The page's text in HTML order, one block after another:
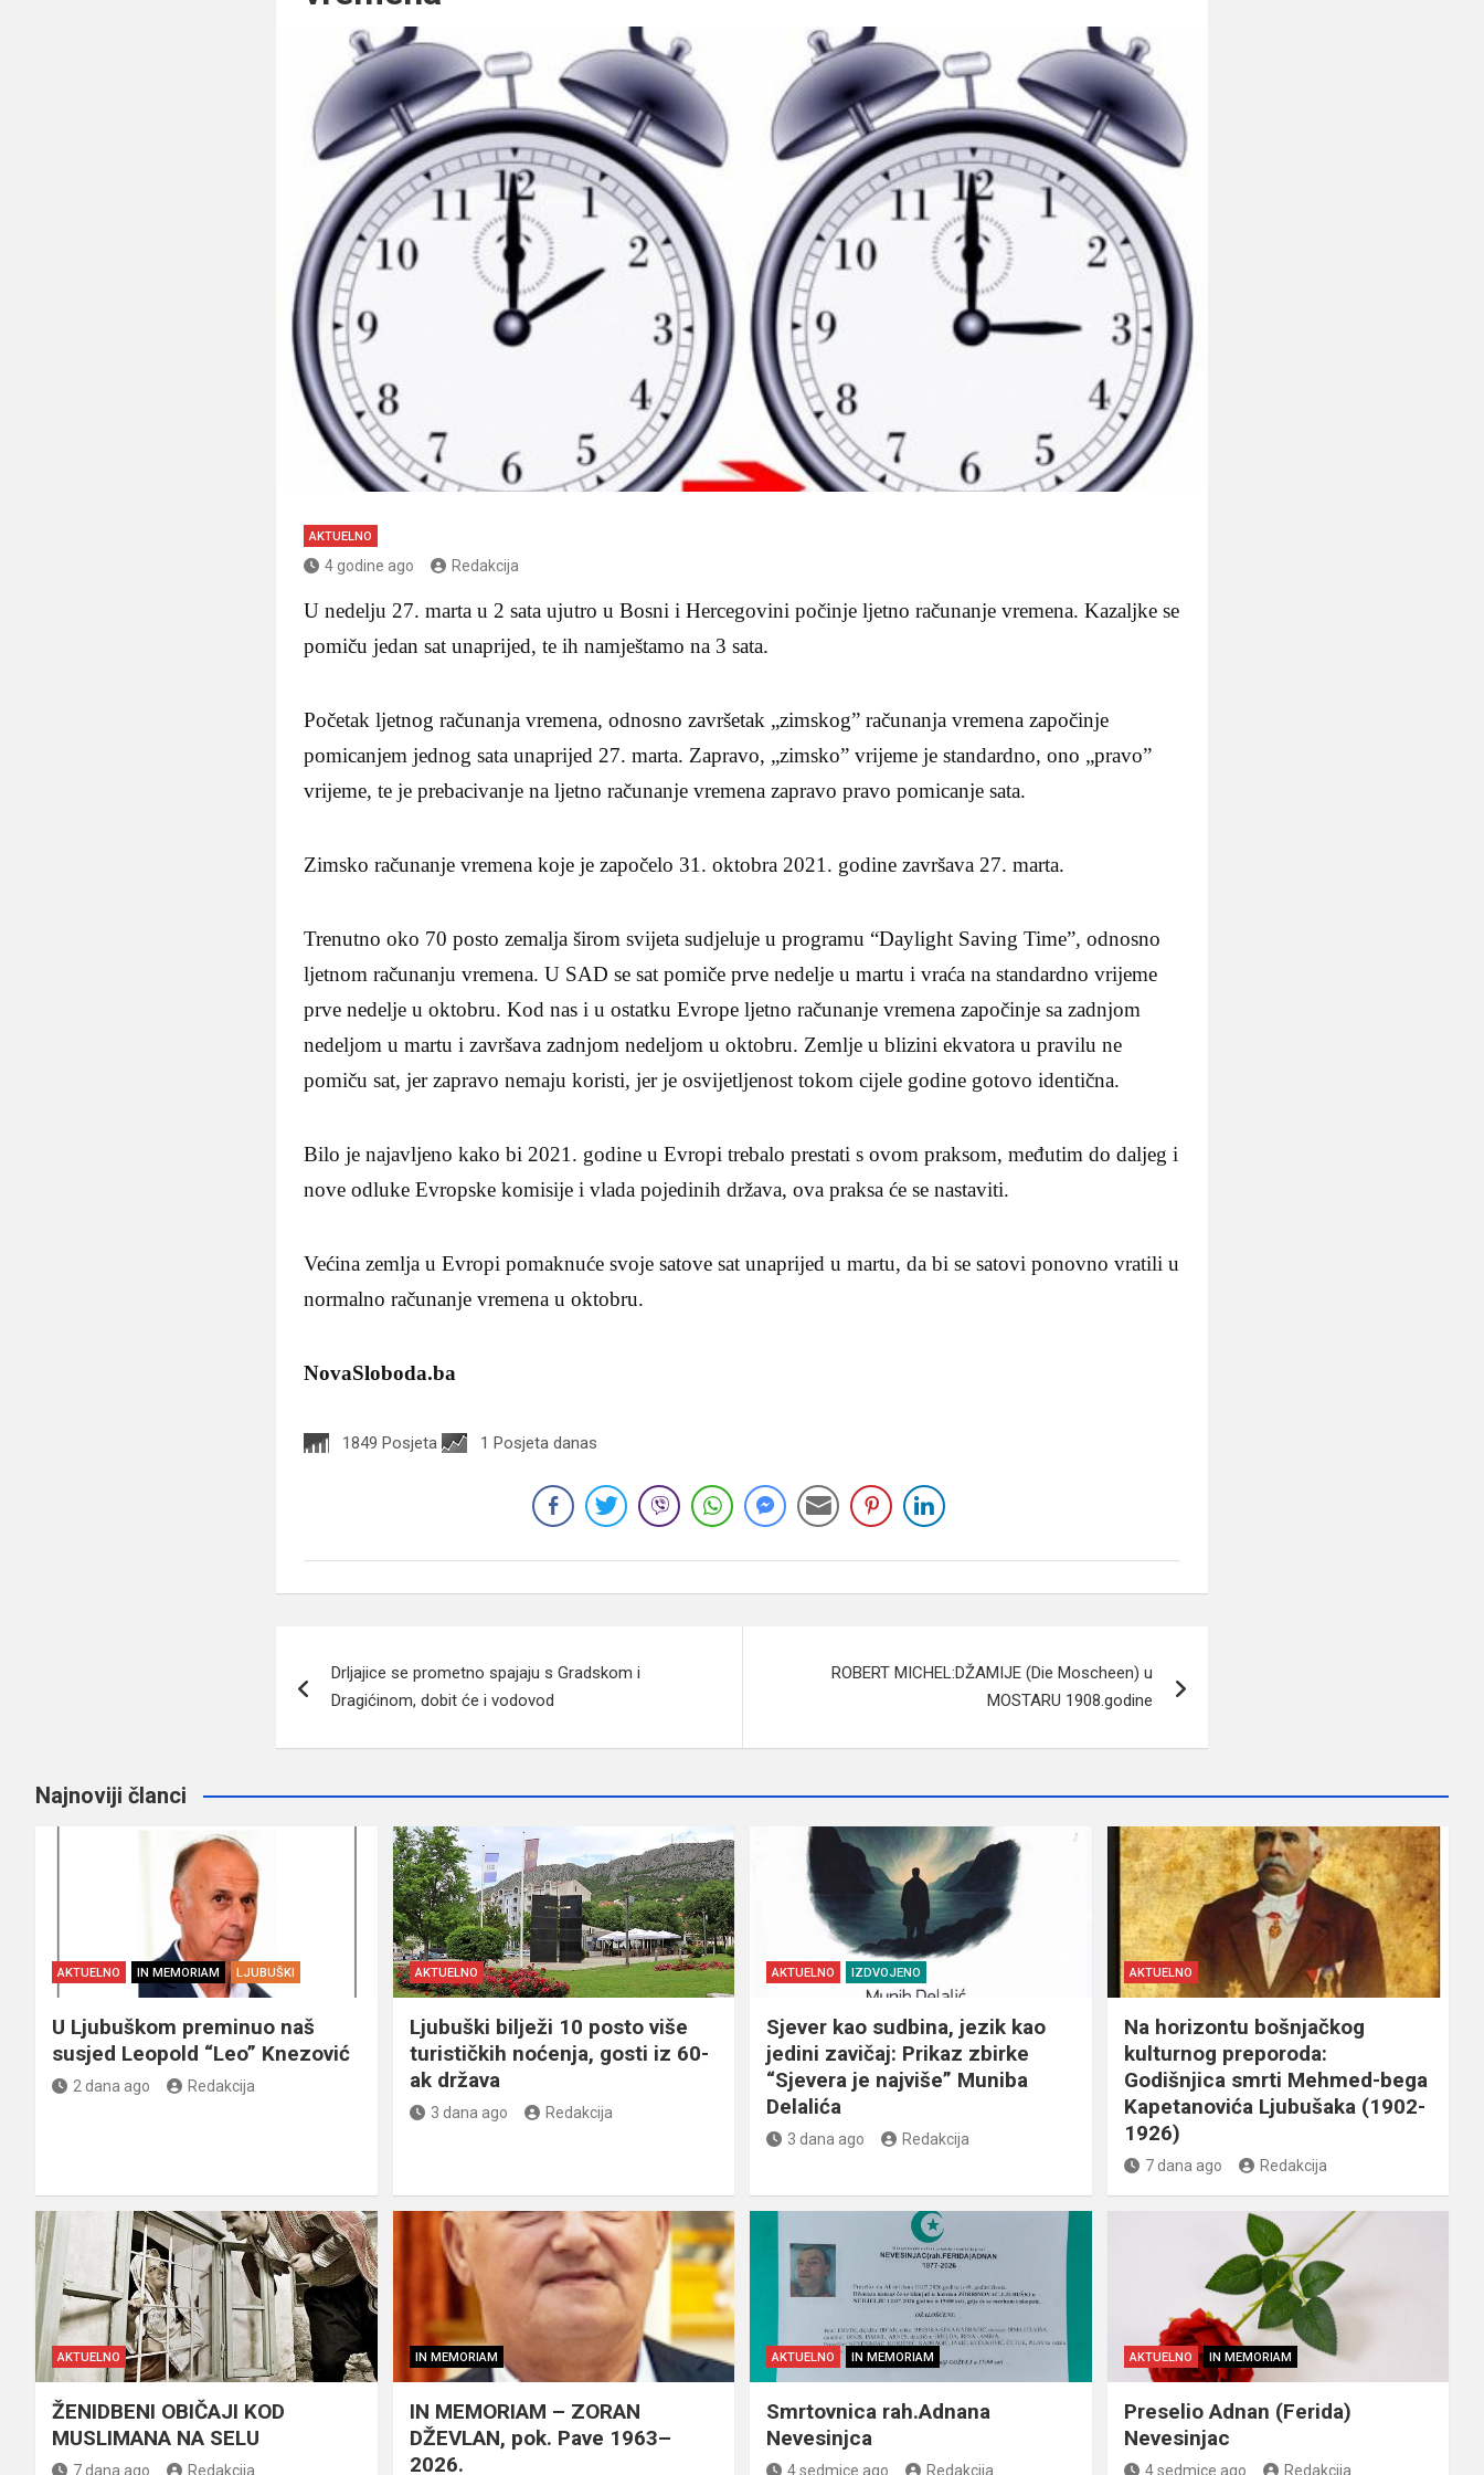
AKTUELNO
4 godine ago Redakcija
U nedelju 27. marta u 2 sata ujutro u Bosni i Hercegovini počinje ljetno računanje vremena. Kazaljke se
pomiču jedan sat unaprijed, te ih namještamo na 3 sata.
Početak ljetnog računanja vremena, odnosno završetak „zimskog” računanja vremena započinje
pomicanjem jednog sata unaprijed 27. marta. Zapravo, „zimsko” vrijeme je standardno, ono „pravo”
vrijeme, te je prebacivanje na ljetno računanje vremena zapravo pravo pomicanje sata.
Zimsko računanje vremena koje je započelo 31. oktobra 2021. godine završava 27. marta.
Trenutno oko 70 posto zemalja širom svijeta sudjeluje u programu “Daylight Saving Time”, odnosno
ljetnom računanju vremena. U SAD se sat pomiče prve nedelje u martu i vraća na standardno vrijeme
prve nedelje u oktobru. Kod nas i u ostatku Evrope ljetno računanje vremena započinje sa zadnjom
nedeljom u martu i završava zadnjom nedeljom u oktobru. Zemlje u blizini ekvatora u pravilu ne
pomiču sat, jer zapravo nemaju koristi, jer je osvijetljenost tokom cijele godine gotovo identična.
Bilo je najavljeno kako bi 2021. godine u Evropi trebalo prestati s ovom praksom, međutim do daljeg i
nove odluke Evropske komisije i vlada pojedinih država, ova praksa će se nastaviti.
Većina zemlja u Evropi pomaknuće svoje satove sat unaprijed u martu, da bi se satovi ponovno vratili u
normalno računanje vremena u oktobru.
NovaSloboda.ba
1849 Posjeta 1 Posjeta danas
članaka
Drljajice se prometno spajaju s Gradskom i
Dragićinom, dobit će i vodovod
ROBERT MICHEL:DŽAMIJE (Die Moscheen) u
MOSTARU 1908.godine
Najnoviji članci
AKTUELNO IN MEMORIAM LJUBUŠKI
U Ljubuškom preminuo naš
susjed Leopold “Leo” Knezović
2 dana ago Redakcija
AKTUELNO
Ljubuški bilježi 10 posto više
turističkih noćenja, gosti iz 60-
ak država
3 dana ago Redakcija
AKTUELNO IZDVOJENO
Sjever kao sudbina, jezik kao
jedini zavičaj: Prikaz zbirke
“Sjevera je najviše” Muniba
Delalića
3 dana ago Redakcija
AKTUELNO
Na horizontu bošnjačkog
kulturnog preporoda:
Godišnjica smrti Mehmed-bega
Kapetanovića Ljubušaka (1902-
1926)
7 dana ago Redakcija
AKTUELNO
ŽENIDBENI OBIČAJI KOD
MUSLIMANA NA SELU
7 dana ago Redakcija
IN MEMORIAM
IN MEMORIAM – ZORAN
DŽEVLAN, pok. Pave 1963–
2026.
AKTUELNO IN MEMORIAM
Smrtovnica rah.Adnana
Nevesinjca
4 sedmice ago Redakcija
AKTUELNO IN MEMORIAM
Preselio Adnan (Ferida)
Nevesinjac
4 sedmice ago Redakcija